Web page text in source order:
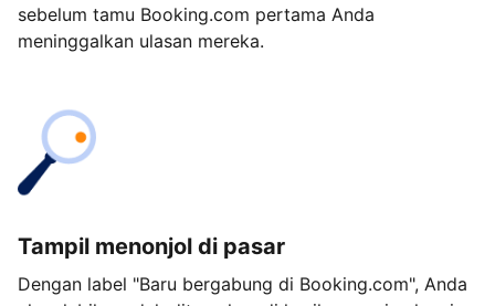
sebelum tamu Booking.com pertama Anda
meninggalkan ulasan mereka.
Tampil menonjol di pasar
Dengan label "Baru bergabung di Booking.com", Anda